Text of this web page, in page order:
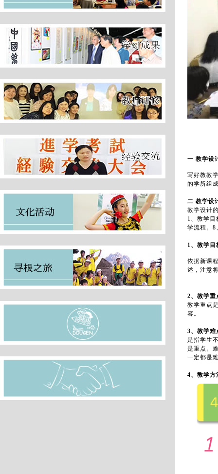
一 教学设
写好教教
的学所组
二 教学设
教学设计
1、教学
学流程。8
1、教学目
依据新课
述，注意
2、教学重
教学重点
容。
3、教学难
是指学生
是重点。
一定都是
4、教学方